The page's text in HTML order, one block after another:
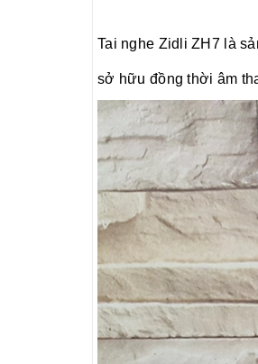
Tai nghe Zidli ZH7 là
sở hữu đồng thời âm